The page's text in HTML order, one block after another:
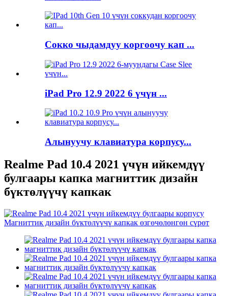
Сокко чыдамдуу коргоочу кап ...
iPad Pro 12.9 2022 6 үчүн ...
Алынуучу клавиатура корпусу...
Realme Pad 10.4 2021 үчүн ийкемдүү
булгаары капка магниттик дизайн
бүктөлүүчү капкак